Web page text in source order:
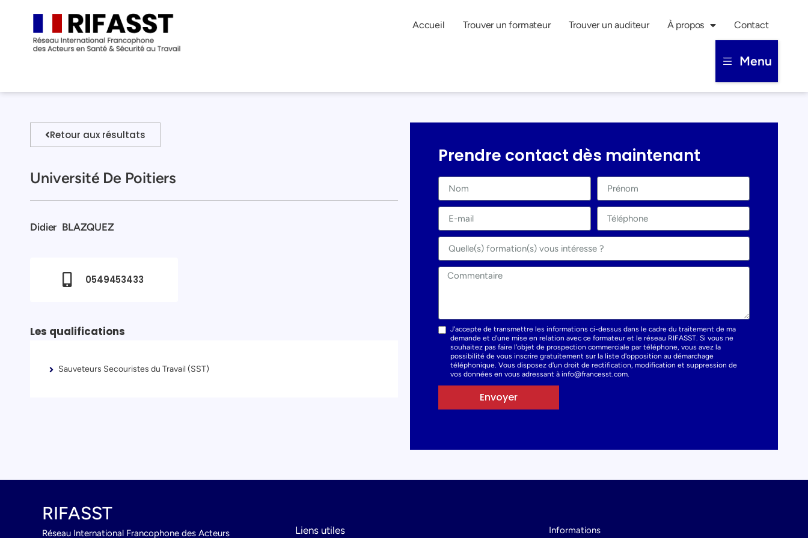
Accueil Trouver un formateur Trouver un auditeur À propos Contact
Menu
Retour aux résultats
Université De Poitiers
Didier BLAZQUEZ
0549453433
Les qualifications
Sauveteurs Secouristes du Travail (SST)
Prendre contact dès maintenant
J'accepte de transmettre les informations ci-dessus dans le cadre du traitement de ma
demande et d'une mise en relation avec ce formateur et le réseau RIFASST. Si vous ne
souhaitez pas faire l'objet de prospection commerciale par téléphone, vous avez la
possibilité de vous inscrire gratuitement sur la liste d'opposition au démarchage
téléphonique. Vous disposez d'un droit de rectification, modification et suppression de
vos données en vous adressant à info@francesst.com.
Envoyer
RIFASST
Réseau International Francophone des Acteurs Liens utiles Informations